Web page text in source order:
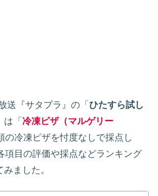
送『サタプラ』の「 ひたすら試し
は「 冷凍ピザ（マルゲリー
の冷凍ピザを忖度なしで採点し
項目の評価や採点などランキング
ました。